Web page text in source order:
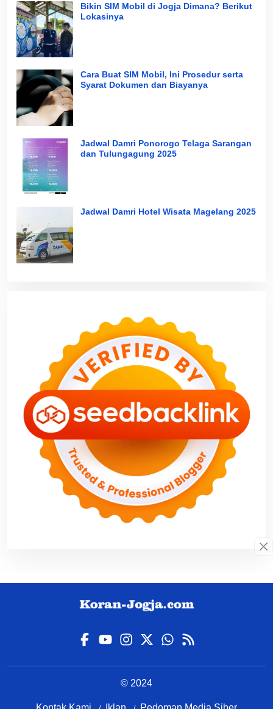
Bikin SIM Mobil di Jogja Dimana? Berikut
Lokasinya
Cara Buat SIM Mobil, Ini Prosedur serta
Syarat Dokumen dan Biayanya
Jadwal Damri Ponorogo Telaga Sarangan
dan Tulungagung 2025
Jadwal Damri Hotel Wisata Magelang 2025
© 2024